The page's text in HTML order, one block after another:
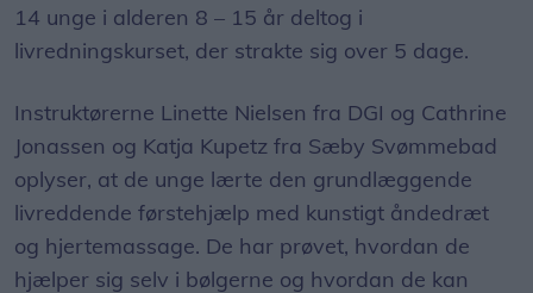
livredningskurset, der strakte sig over 5 dage.
Jonassen og Katja Kupetz fra Sæby Svømmebad
oplyser, at de unge lærte den grundlæggende
livreddende førstehjælp med kunstigt åndedræt
og hjertemassage. De har prøvet, hvordan de
hjælper sig selv i bølgerne og hvordan de kan
redde andre, der er forulykket, ligesom de har lært